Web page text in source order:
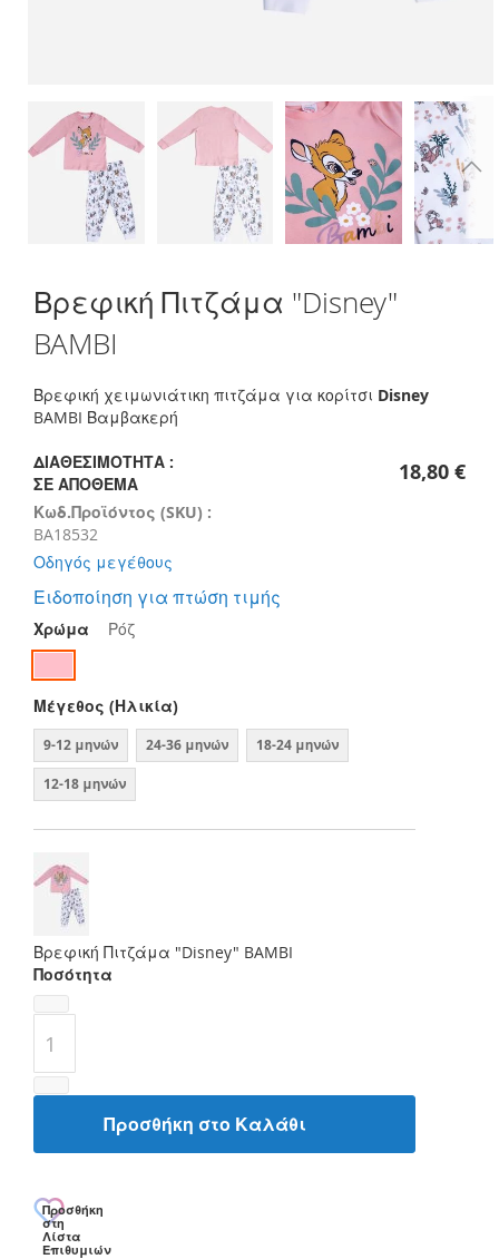
to
beginning
the
images
Βρεφική Πιτζάμα "Disney"
BAMBI
Βρεφική χειμωνιάτικη πιτζάμα για κορίτσι Disney
BAMBI Βαμβακερή
ΔΙΑΘΕΣΙΜΌΤΗΤΑ :
ΣΕ ΑΠΌΘΕΜΑ
Κωδ.Προϊόντος (SKU) :
BA18532
Οδηγός μεγέθους
18,80 €
Ειδοποίηση για πτώση τιμής
Χρώμα Ρόζ
Μέγεθος (Ηλικία)
9-12 μηνών 24-36 μηνών 18-24 μηνών
12-18 μηνών
Βρεφική Πιτζάμα "Disney" BAMBI
Ποσότητα
Προσθήκη στο Καλάθι
Προσθήκη
στη
Λίστα
Επιθυμιών